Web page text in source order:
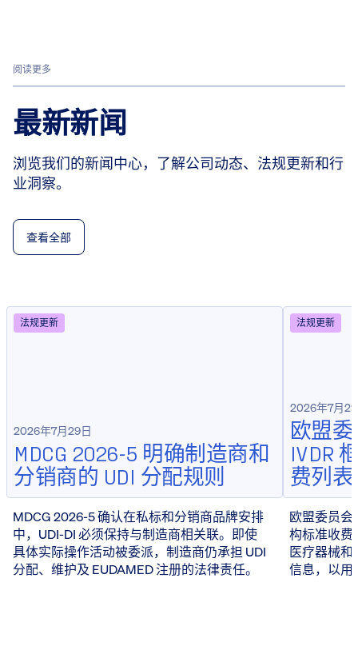
阅读更多
最新新闻
浏览我们的新闻中心，了解公司动态、法规更新和行
业洞察。
查看全部
法规更新
2026年7月29日
MDCG 2026-5 明确制造商和
分销商的 UDI 分配规则
MDCG 2026-5 确认在私标和分销商品牌安排
中，UDI-DI 必须保持与制造商相关联。即使
具体实际操作活动被委派，制造商仍承担 UDI
分配、维护及 EUDAMED 注册的法律责任。
法规更新
2026年7月
欧盟委
IVDR
费列表
欧盟委员会
构标准收费
医疗器械和
信息，以用